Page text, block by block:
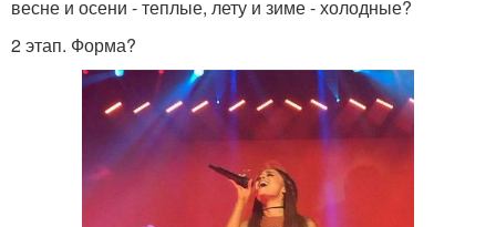
весне и осени - теплые, лету и зиме - холодные?
2 этап. Форма?